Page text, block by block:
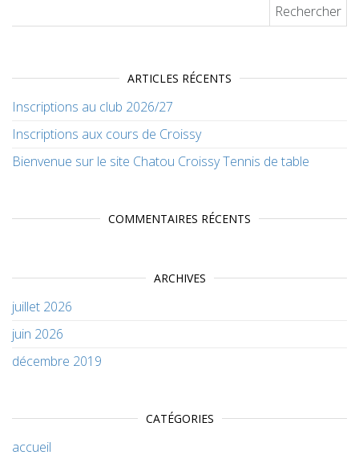
ARTICLES RÉCENTS
Inscriptions au club 2026/27
Inscriptions aux cours de Croissy
Bienvenue sur le site Chatou Croissy Tennis de table
COMMENTAIRES RÉCENTS
ARCHIVES
juillet 2026
juin 2026
décembre 2019
CATÉGORIES
accueil